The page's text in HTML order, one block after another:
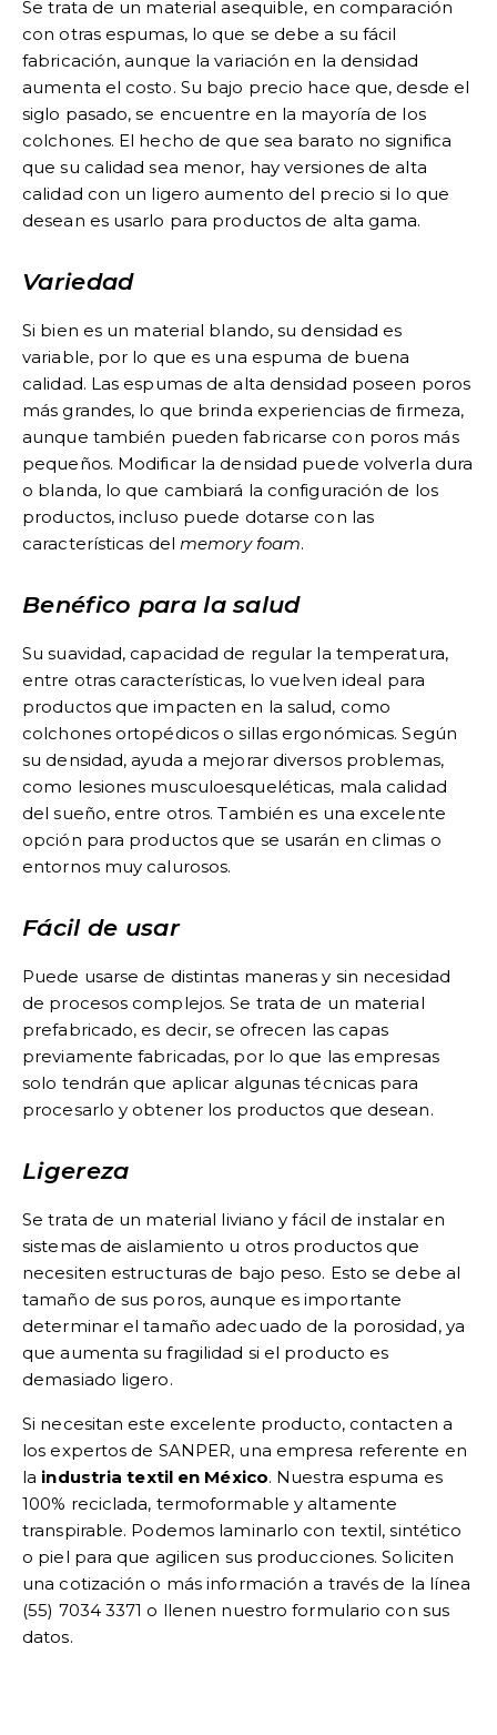
Se trata de un material asequible, en comparación
con otras espumas, lo que se debe a su fácil
fabricación, aunque la variación en la densidad
aumenta el costo. Su bajo precio hace que, desde el
siglo pasado, se encuentre en la mayoría de los
colchones. El hecho de que sea barato no significa
que su calidad sea menor, hay versiones de alta
calidad con un ligero aumento del precio si lo que
desean es usarlo para productos de alta gama.
Variedad
Si bien es un material blando, su densidad es
variable, por lo que es una espuma de buena
calidad. Las espumas de alta densidad poseen poros
más grandes, lo que brinda experiencias de firmeza,
aunque también pueden fabricarse con poros más
pequeños. Modificar la densidad puede volverla dura
o blanda, lo que cambiará la configuración de los
productos, incluso puede dotarse con las
características del memory foam.
Benéfico para la salud
Su suavidad, capacidad de regular la temperatura,
entre otras características, lo vuelven ideal para
productos que impacten en la salud, como
colchones ortopédicos o sillas ergonómicas. Según
su densidad, ayuda a mejorar diversos problemas,
como lesiones musculoesqueléticas, mala calidad
del sueño, entre otros. También es una excelente
opción para productos que se usarán en climas o
entornos muy calurosos.
Fácil de usar
Puede usarse de distintas maneras y sin necesidad
de procesos complejos. Se trata de un material
prefabricado, es decir, se ofrecen las capas
previamente fabricadas, por lo que las empresas
solo tendrán que aplicar algunas técnicas para
procesarlo y obtener los productos que desean.
Ligereza
Se trata de un material liviano y fácil de instalar en
sistemas de aislamiento u otros productos que
necesiten estructuras de bajo peso. Esto se debe al
tamaño de sus poros, aunque es importante
determinar el tamaño adecuado de la porosidad, ya
que aumenta su fragilidad si el producto es
demasiado ligero.
Si necesitan este excelente producto, contacten a
los expertos de SANPER, una empresa referente en
la industria textil en México. Nuestra espuma es
100% reciclada, termoformable y altamente
transpirable. Podemos laminarlo con textil, sintético
o piel para que agilicen sus producciones. Soliciten
una cotización o más información a través de la línea
(55) 7034 3371 o llenen nuestro formulario con sus
datos.